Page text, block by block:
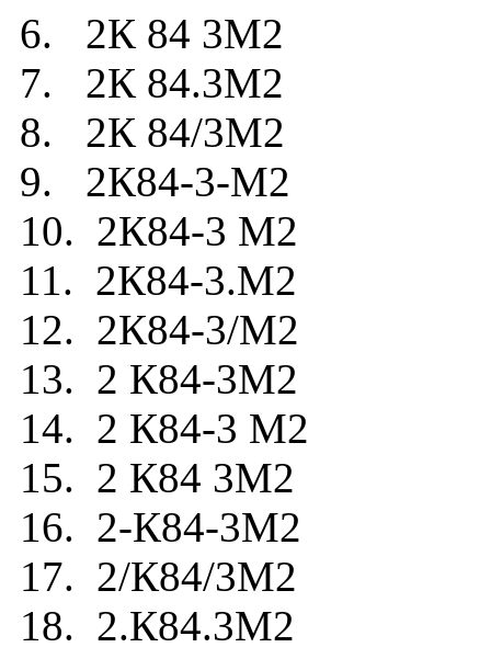
6. 2К 84 3М2
7. 2К 84.3М2
8. 2К 84/3М2
9. 2К84-3-М2
10. 2К84-3 М2
11. 2К84-3.М2
12. 2К84-3/М2
13. 2 К84-3М2
14. 2 К84-3 М2
15. 2 К84 3М2
16. 2-К84-3М2
17. 2/К84/3М2
18. 2.К84.3М2